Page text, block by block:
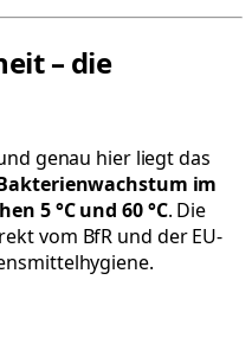
– die
genau hier liegt das
im
5 °C und 60 °C. Die
vom BfR und der EU-